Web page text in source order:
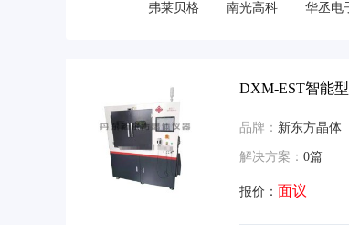
弗莱贝格 南光高科 华丞电
DXM-EST智能
品牌： 新东方晶体
解决方案： 0篇
报价： 面议